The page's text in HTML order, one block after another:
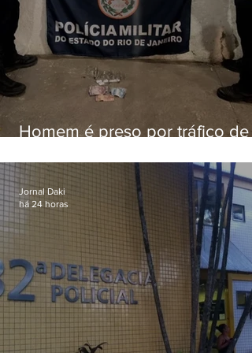
Homem é preso por tráfico de
Jornal Daki
há 24 horas